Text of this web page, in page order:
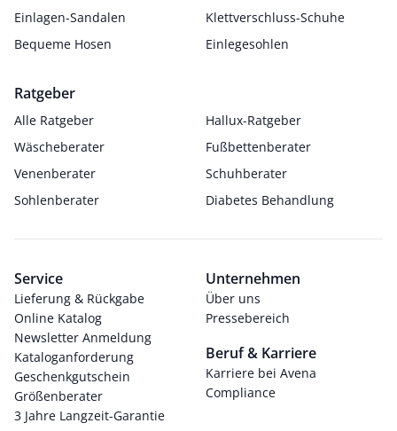
Einlagen-Sandalen
Klettverschluss-Schuhe
Bequeme Hosen
Einlegesohlen
Ratgeber
Alle Ratgeber
Hallux-Ratgeber
Wäscheberater
Fußbettenberater
Venenberater
Schuhberater
Sohlenberater
Diabetes Behandlung
Service
Lieferung & Rückgabe
Online Katalog
Newsletter Anmeldung
Kataloganforderung
Geschenkgutschein
Größenberater
3 Jahre Langzeit-Garantie
Unternehmen
Über uns
Pressebereich
Beruf & Karriere
Karriere bei Avena
Compliance